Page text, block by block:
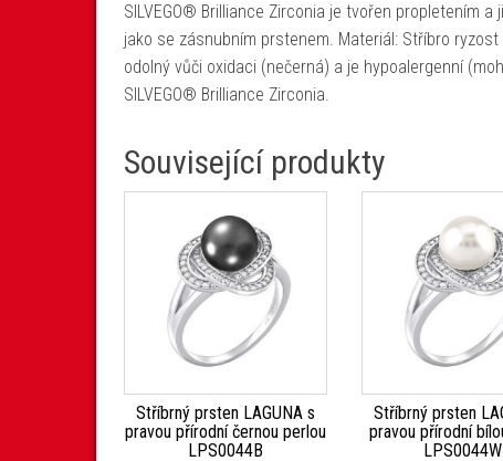
SILVEGO® Brilliance Zirconia je tvořen propletením
jako se zásnubním prstenem. Materiál: Stříbro
odolný vůči oxidaci (nečerná) a je hypoalergenní
SILVEGO® Brilliance Zirconia.
Související produkty
Stříbrný prsten LAGUNA s
pravou přírodní černou perlou
LPS0044B
Stříbrný prsten
pravou přírodní
LPS0044W